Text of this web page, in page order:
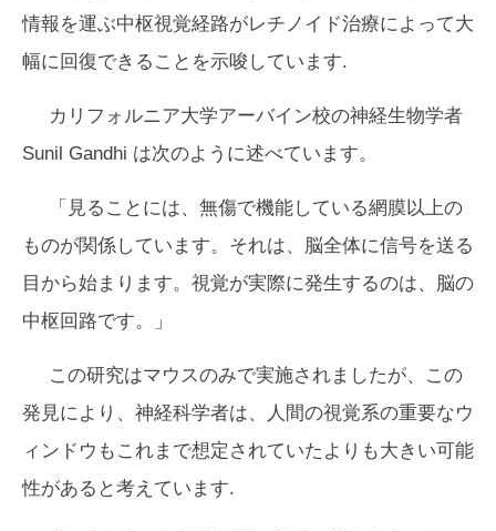
情報を運ぶ中枢視覚経路がレチノイド治療によって大
幅に回復できることを示唆しています.
カリフォルニア大学アーバイン校の神経生物学者
Sunil Gandhi は次のように述べています。
「見ることには、無傷で機能している網膜以上の
ものが関係しています。それは、脳全体に信号を送る
目から始まります。視覚が実際に発生するのは、脳の
中枢回路です。」
この研究はマウスのみで実施されましたが、この
発見により、神経科学者は、人間の視覚系の重要なウ
ィンドウもこれまで想定されていたよりも大きい可能
性があると考えています.